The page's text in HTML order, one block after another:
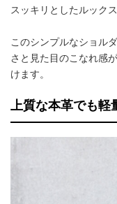
スッキリとしたルックス
このシンプルなショル
さと見た目のこなれ感
けます。
上質な本革でも軽